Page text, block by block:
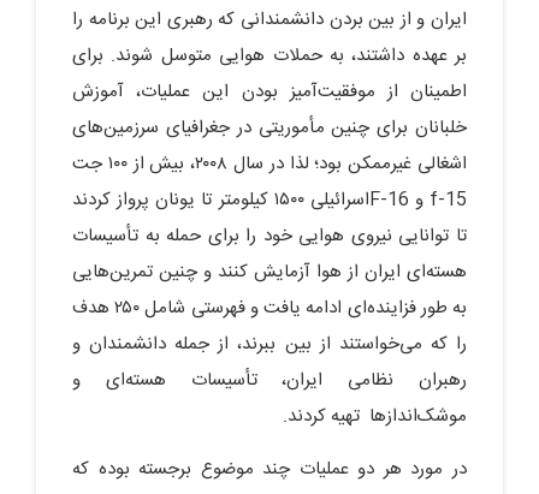
ایران و از بین بردن دانشمندانی که رهبری این برنامه را
بر عهده داشتند، به حملات هوایی متوسل شوند. برای
اطمینان از موفقیت‌آمیز بودن این عملیات، آموزش
خلبانان برای چنین مأموریتی در جغرافیای سرزمین‌های
اشغالی غیرممکن بود؛ لذا در سال ۲۰۰۸، بیش از ۱۰۰ جت
f-15 و F-16اسرائیلی ۱۵۰۰ کیلومتر تا یونان پرواز کردند
تا توانایی نیروی هوایی خود را برای حمله به تأسیسات
هسته‌ای ایران از هوا آزمایش کنند و چنین تمرین‌هایی
به طور فزاینده‌ای ادامه یافت و فهرستی شامل ۲۵۰ هدف
را که می‌خواستند از بین ببرند، از جمله دانشمندان و
رهبران نظامی ایران، تأسیسات هسته‌ای و
موشک‌اندازها تهیه کردند.
در مورد هر دو عملیات چند موضوع برجسته بوده که